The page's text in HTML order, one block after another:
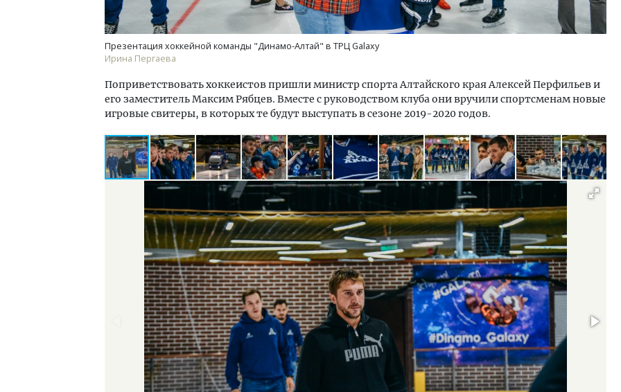
Презентация хоккейной команды "Динамо-Алтай" в ТРЦ Galaxy
Ирина Пергаева
Поприветствовать хоккеистов пришли министр спорта Алтайского края Алексей Перфильев и
его заместитель Максим Рябцев. Вместе с руководством клуба они вручили спортсменам новые
игровые свитеры, в которых те будут выступать в сезоне 2019-2020 годов.